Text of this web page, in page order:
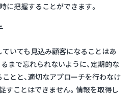
に把握することができます。
いても見込み顧客になることはあ
まで忘れられないように、定期的な
とと、適切なアプローチを行わなけ
すことはできません。情報を取得し